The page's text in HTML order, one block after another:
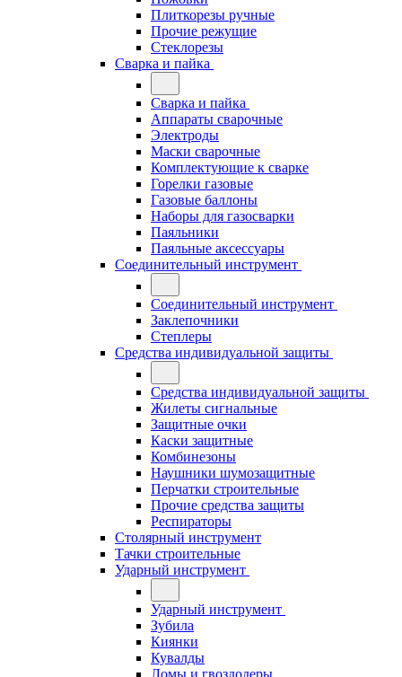
Плиткорезы ручные
Прочие режущие
Стеклорезы
Сварка и пайка
Сварка и пайка
Аппараты сварочные
Электроды
Маски сварочные
Комплектующие к сварке
Горелки газовые
Газовые баллоны
Наборы для газосварки
Паяльники
Паяльные аксессуары
Соединительный инструмент
Соединительный инструмент
Заклепочники
Степлеры
Средства индивидуальной защиты
Средства индивидуальной защиты
Жилеты сигнальные
Защитные очки
Каски защитные
Комбинезоны
Наушники шумозащитные
Перчатки строительные
Прочие средства защиты
Респираторы
Столярный инструмент
Тачки строительные
Ударный инструмент
Ударный инструмент
Зубила
Киянки
Кувалды
Ломы и гвоздодеры